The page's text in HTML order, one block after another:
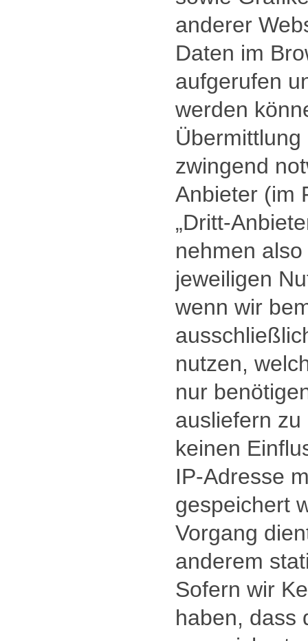
anderer
Daten im
aufgerufen
werden
zwingend
Anbieter (im
„Dritt-
nehmen
jeweiligen
wenn wir
nutzen,
nur
ausliefern
keinen
IP-Adresse
gespeichert
Vorgang
anderem
Sofern wir
haben, dass